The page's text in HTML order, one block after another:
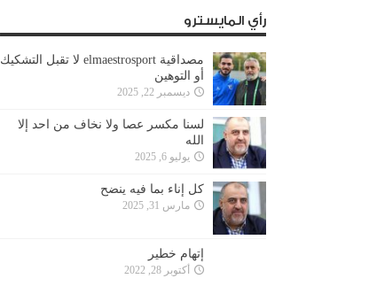
رأي المايسترو
مصداقية elmaestrosport لا تقبل التشكيك
أو التوهين
ديسمبر 22, 2025
لسنا مكسر عصا ولا نخاف من احد إلا
الله
يوليو 6, 2025
كل إناء بما فيه ينضح
مارس 31, 2025
إتهام خطير
أكتوبر 28, 2022